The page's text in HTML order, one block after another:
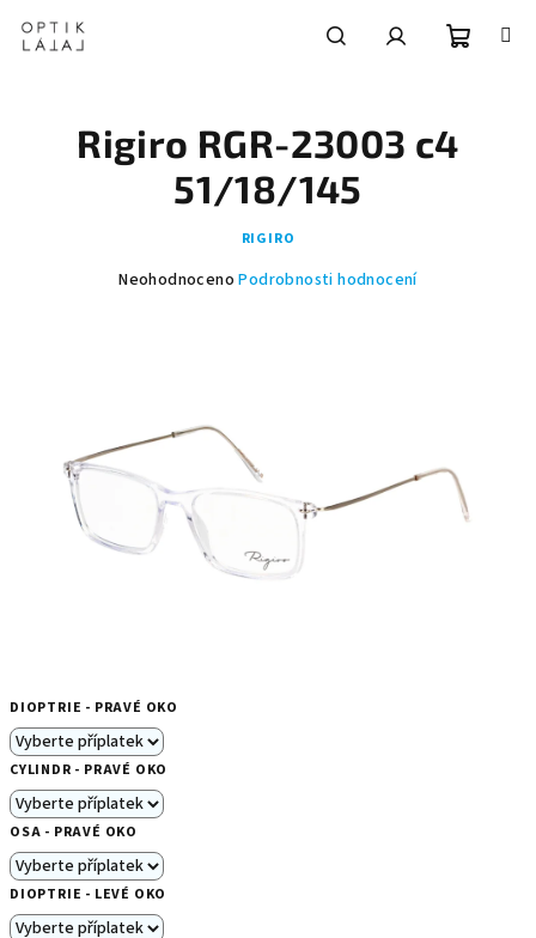
obsah
košík
DIOPTRIE - PRAVÉ OKO
CYLINDR - PRAVÉ OKO
OSA - PRAVÉ OKO
DIOPTRIE - LEVÉ OKO
Rigiro RGR-23003 c4
51/18/145
RIGIRO
Průměrné
hvězdiček.
Neohodnoceno Podrobnosti hodnocení